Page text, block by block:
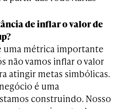
de inflar o valor de
uma métrica importante
não vamos inflar o valor
atingir metas simbólicas.
é uma
construindo. Nosso